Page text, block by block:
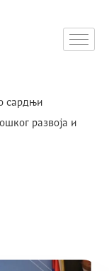
сардњи
развоја и